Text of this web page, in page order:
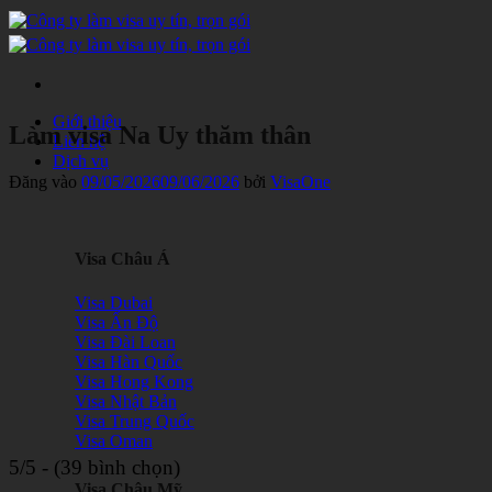
Bỏ
qua
nội
Giới thiệu
Liên hệ
Dịch vụ
Visa Châu Á
Visa Dubai
Visa Ấn Độ
Visa Đài Loan
Visa Hàn Quốc
Visa Hong Kong
Visa Nhật Bản
Visa Trung Quốc
Visa Oman
Làm visa Na Uy thăm thân
Đăng vào 09/05/202609/06/2026 bởi VisaOne
5/5 - (39 bình chọn)